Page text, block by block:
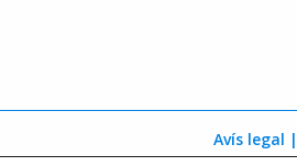
Avís legal |